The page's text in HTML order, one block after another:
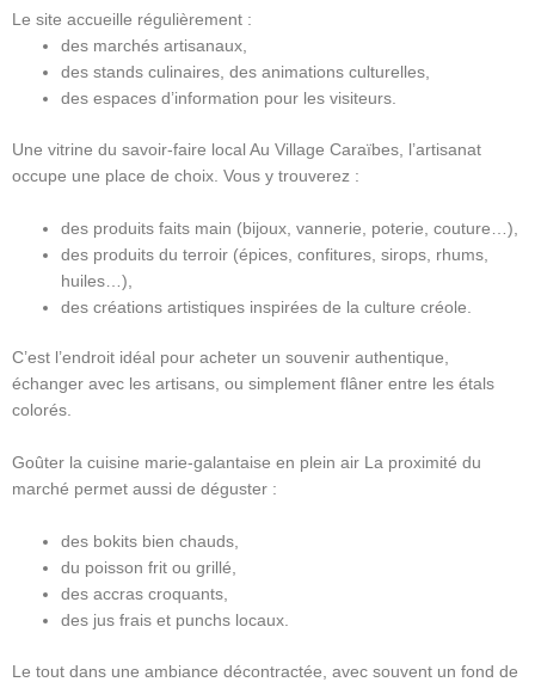
Le site accueille régulièrement :
des marchés artisanaux,
des stands culinaires, des animations culturelles,
des espaces d’information pour les visiteurs.
Une vitrine du savoir-faire local Au Village Caraïbes, l’artisanat
occupe une place de choix. Vous y trouverez :
des produits faits main (bijoux, vannerie, poterie, couture…),
des produits du terroir (épices, confitures, sirops, rhums,
huiles…),
des créations artistiques inspirées de la culture créole.
C’est l’endroit idéal pour acheter un souvenir authentique,
échanger avec les artisans, ou simplement flâner entre les étals
colorés.
Goûter la cuisine marie-galantaise en plein air La proximité du
marché permet aussi de déguster :
des bokits bien chauds,
du poisson frit ou grillé,
des accras croquants,
des jus frais et punchs locaux.
Le tout dans une ambiance décontractée, avec souvent un fond de